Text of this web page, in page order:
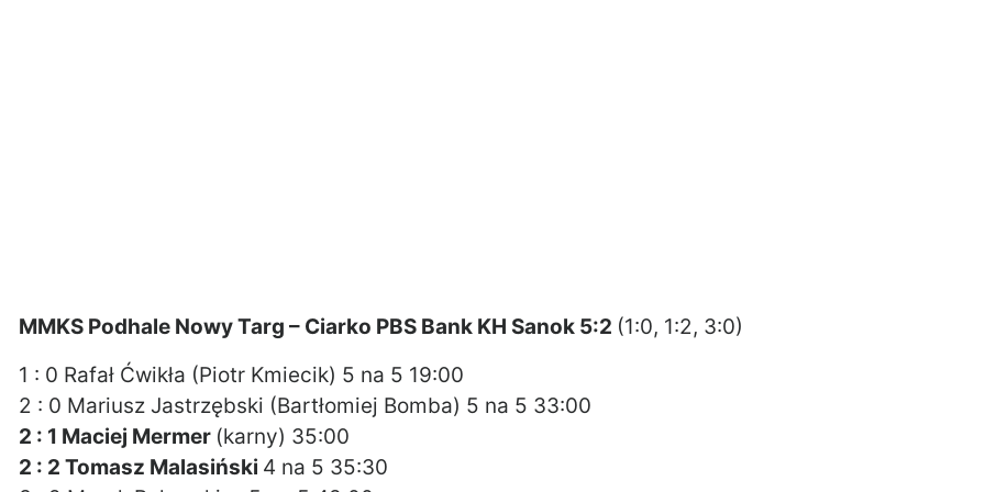
MMKS Podhale Nowy Targ – Ciarko PBS Bank KH Sanok 5:2 (1:0, 1:2, 3:0)
1 : 0 Rafał Ćwikła (Piotr Kmiecik) 5 na 5 19:00
2 : 0 Mariusz Jastrzębski (Bartłomiej Bomba) 5 na 5 33:00
2 : 1 Maciej Mermer (karny) 35:00
2 : 2 Tomasz Malasiński 4 na 5 35:30